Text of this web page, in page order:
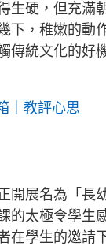
生硬，但充滿
下，稚嫩的動
傳統文化的好
｜教評心思
開展名為「長
的太極令學生
在學生的邀